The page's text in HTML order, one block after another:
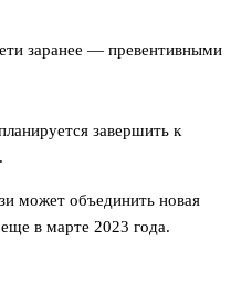
заранее — превентивными
завершить к
может объединить новая
еще в марте 2023 года.